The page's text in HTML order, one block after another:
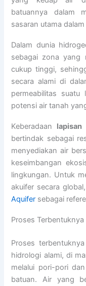
batuannya dalam
sasaran utama
Dalam dunia
sebagai zona yang
cukup tinggi,
secara alami di
permeabilitas
potensi air tanah
Keberadaan lapisan
bertindak sebagai
menyediakan air
keseimbangan
lingkungan. Untuk
akuifer secara
Aquifer sebagai
Proses
Proses terbentuknya
hidrologi alami, di
melalui pori-pori
batuan. Air yang